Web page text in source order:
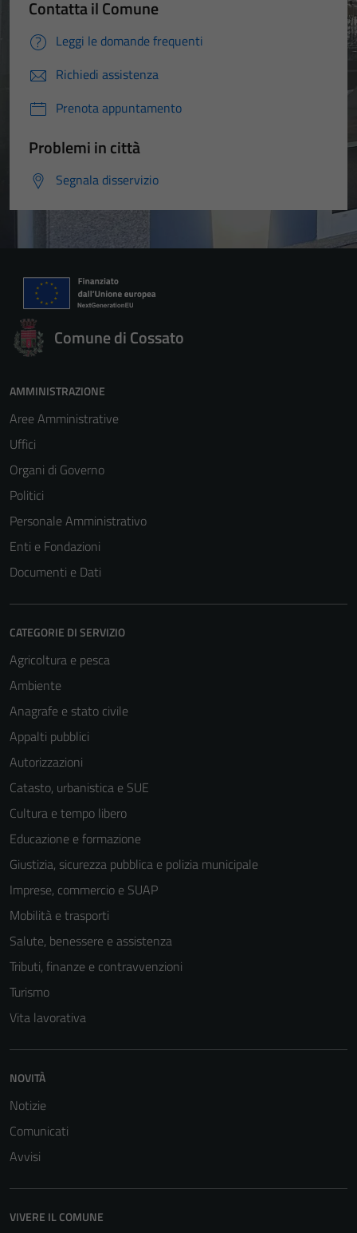
Contatta il Comune
Leggi le domande frequenti
Richiedi assistenza
Prenota appuntamento
Problemi in città
Segnala disservizio
Comune di Cossato
AMMINISTRAZIONE
Aree Amministrative
Uffici
Organi di Governo
Politici
Personale Amministrativo
Enti e Fondazioni
Documenti e Dati
CATEGORIE DI SERVIZIO
Agricoltura e pesca
Ambiente
Anagrafe e stato civile
Appalti pubblici
Autorizzazioni
Catasto, urbanistica e SUE
Cultura e tempo libero
Educazione e formazione
Giustizia, sicurezza pubblica e polizia municipale
Imprese, commercio e SUAP
Mobilità e trasporti
Salute, benessere e assistenza
Tributi, finanze e contravvenzioni
Turismo
Vita lavorativa
NOVITÀ
Notizie
Comunicati
Avvisi
VIVERE IL COMUNE